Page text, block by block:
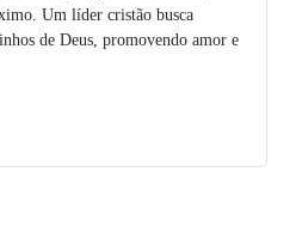
Um líder cristão busca
de Deus, promovendo amor e